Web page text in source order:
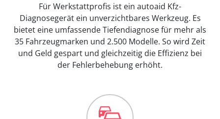
Für Werkstattprofis ist ein autoaid Kfz-
Diagnosegerät ein unverzichtbares Werkzeug. Es
bietet eine umfassende Tiefendiagnose für mehr als
35 Fahrzeugmarken und 2.500 Modelle. So wird Zeit
und Geld gespart und gleichzeitig die Effizienz bei
der Fehlerbehebung erhöht.